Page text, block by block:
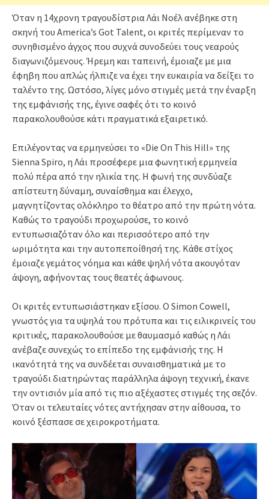
Όταν η 14χρονη τραγουδίστρια Λάι Νοέλ ανέβηκε στη
σκηνή του America’s Got Talent, οι κριτές περίμεναν το
συνηθισμένο άγχος που συχνά συνοδεύει τους νεαρούς
διαγωνιζόμενους. Ήρεμη και ταπεινή, έμοιαζε με μια
έφηβη που απλώς ήλπιζε να έχει την ευκαιρία να δείξει το
ταλέντο της. Ωστόσο, λίγες μόνο στιγμές μετά την έναρξη
της εμφάνισής της, έγινε σαφές ότι το κοινό
παρακολουθούσε κάτι πραγματικά εξαιρετικό.
Επιλέγοντας να ερμηνεύσει το «Die On This Hill» της
Sienna Spiro, η Λάι προσέφερε μια φωνητική ερμηνεία
πολύ πέρα από την ηλικία της. Η φωνή της συνδύαζε
απίστευτη δύναμη, συναίσθημα και έλεγχο,
μαγνητίζοντας ολόκληρο το θέατρο από την πρώτη νότα.
Καθώς το τραγούδι προχωρούσε, το κοινό
εντυπωσιαζόταν όλο και περισσότερο από την
ωριμότητα και την αυτοπεποίθησή της. Κάθε στίχος
έμοιαζε γεμάτος νόημα και κάθε ψηλή νότα ακουγόταν
άψογη, αφήνοντας τους θεατές άφωνους.
Οι κριτές εντυπωσιάστηκαν εξίσου. Ο Simon Cowell,
γνωστός για τα υψηλά του πρότυπα και τις ειλικρινείς του
κριτικές, παρακολουθούσε με θαυμασμό καθώς η Λάι
ανέβαζε συνεχώς το επίπεδο της εμφάνισής της. Η
ικανότητά της να συνδέεται συναισθηματικά με το
τραγούδι διατηρώντας παράλληλα άψογη τεχνική, έκανε
την οντισιόν μία από τις πιο αξέχαστες στιγμές της σεζόν.
Όταν οι τελευταίες νότες αντήχησαν στην αίθουσα, το
κοινό ξέσπασε σε χειροκροτήματα.